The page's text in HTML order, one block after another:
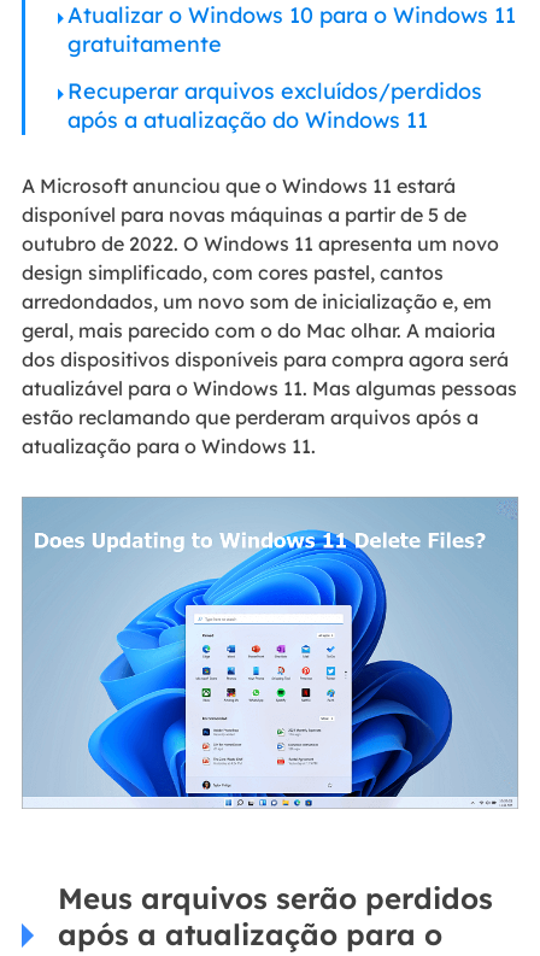
Atualizar o Windows 10 para o Windows 11
gratuitamente
Recuperar arquivos excluídos/perdidos
após a atualização do Windows 11
A Microsoft anunciou que o Windows 11 estará
disponível para novas máquinas a partir de 5 de
outubro de 2022. O Windows 11 apresenta um novo
design simplificado, com cores pastel, cantos
arredondados, um novo som de inicialização e, em
geral, mais parecido com o do Mac olhar. A maioria
dos dispositivos disponíveis para compra agora será
atualizável para o Windows 11. Mas algumas pessoas
estão reclamando que perderam arquivos após a
atualização para o Windows 11.
Meus arquivos serão perdidos
após a atualização para o